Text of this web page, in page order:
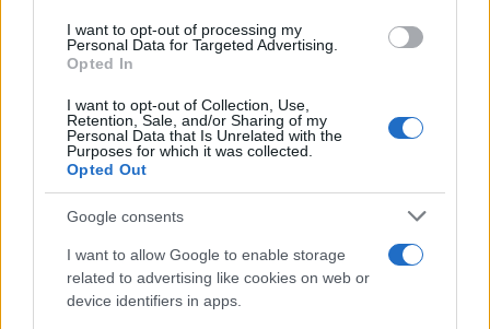
I want to opt-out of processing my
Personal Data for Targeted Advertising.
Opted In
I want to opt-out of Collection, Use,
Retention, Sale, and/or Sharing of my
Personal Data that Is Unrelated with the
Purposes for which it was collected.
Opted Out
Google consents
I want to allow Google to enable storage
related to advertising like cookies on web or
device identifiers in apps.
fundamentos e o progresso do Glitch é uma tarefa
essencial antes de decidir investir qualquer quantia de
meses ou anos. Ao analisar o preço do Glitch para formar
uma previsão de preço para o curto ou longo prazo, é
essencial levar em consideração a análise técnica e
fundamental.
AUTOR